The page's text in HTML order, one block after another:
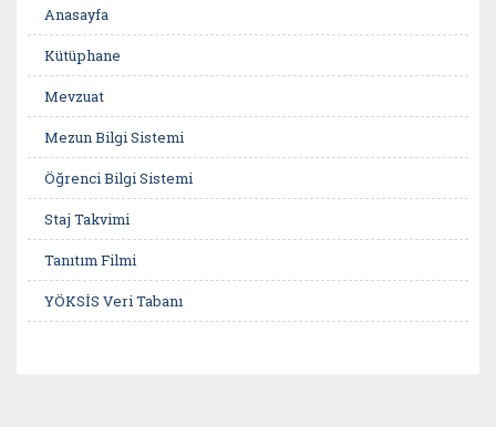
Anasayfa
Kütüphane
Mevzuat
Mezun Bilgi Sistemi
Öğrenci Bilgi Sistemi
Staj Takvimi
Tanıtım Filmi
YÖKSİS Veri Tabanı